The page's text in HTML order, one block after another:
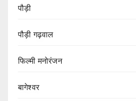
पौड़ी
पौड़ी गढ़वाल
फिल्मी मनोरंजन
बागेश्वर